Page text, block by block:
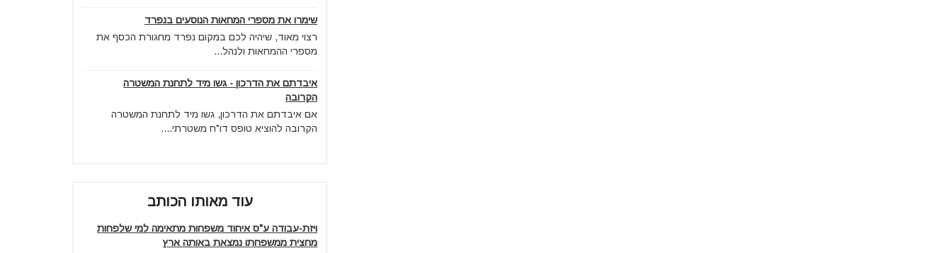
שימרו את מספרי המחאות הנוסעים בנפרד
רצוי מאוד, שיהיה לכם במקום נפרד מחגורת הכסף את
מספרי ההמחאות ולנהל...
איבדתם את הדרכון - גשו מיד לתחנת המשטרה
הקרובה
אם איבדתם את הדרכון, גשו מיד לתחנת המשטרה
הקרובה להוציא טופס דו"ח משטרתי....
עוד מאותו הכותב
ויזת-עבודה ע"ס איחוד משפחות מתאימה למי שלפחות
מחצית ממשפחתו נמצאת באותה ארץ